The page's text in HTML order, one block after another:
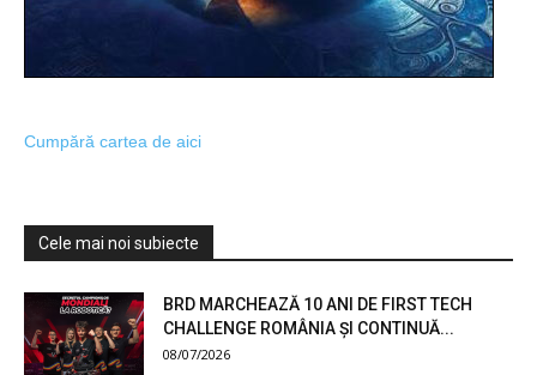
Cumpără cartea de aici
Cele mai noi subiecte
BRD MARCHEAZĂ 10 ANI DE FIRST TECH
CHALLENGE ROMÂNIA ȘI CONTINUĂ...
08/07/2026